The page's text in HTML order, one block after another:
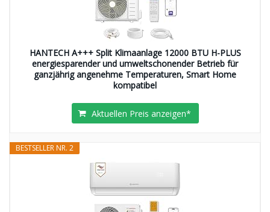
HANTECH A+++ Split Klimaanlage 12000 BTU H-PLUS
energiesparender und umweltschonender Betrieb für
ganzjährig angenehme Temperaturen, Smart Home
kompatibel
Aktuellen Preis anzeigen*
BESTSELLER NR. 2